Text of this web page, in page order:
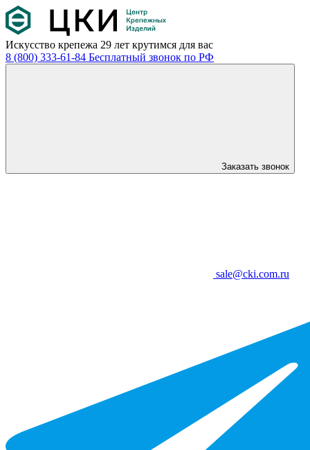
Искусство крепежа 29 лет крутимся для вас
8 (800) 333-61-84 Бесплатный звонок по РФ
Заказать звонок
sale@cki.com.ru